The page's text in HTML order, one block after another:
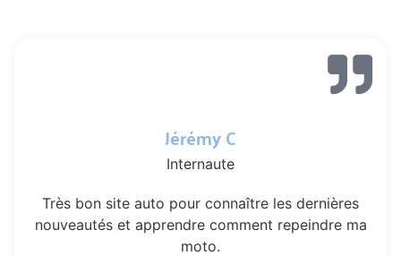
Jérémy C
Internaute
Très bon site auto pour connaître les dernières
nouveautés et apprendre comment repeindre ma
moto.